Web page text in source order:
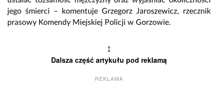
jego śmierci – komentuje Grzegorz Jaroszewicz, rzecznik
prasowy Komendy Miejskiej Policji w Gorzowie.
↕
Dalsza część artykułu pod reklamą
REKLAMA